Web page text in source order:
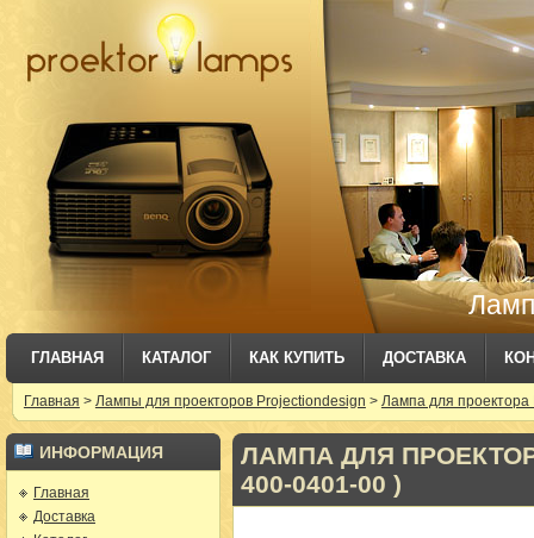
ГЛАВНАЯ КАТАЛОГ КАК КУПИТЬ ДОСТАВКА
Главная > Лампы для проекторов Projectiondesign > Лампа для проектора
ИНФОРМАЦИЯ
Главная
Доставка
ЛАМПА ДЛЯ ПРОЕКТОРА
400-0401-00 )